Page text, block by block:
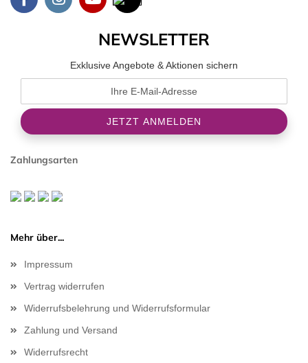
NEWSLETTER
Exklusive Angebote & Aktionen sichern
Zahlungsarten
Mehr über...
Impressum
Vertrag widerrufen
Widerrufsbelehrung und Widerrufsformular
Zahlung und Versand
Widerrufsrecht